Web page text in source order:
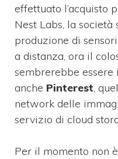
effettuato l’acquisto
Nest Labs, la
produzione di
a distanza, ora il
sembrerebbe
anche Pinterest,
network delle
servizio di cloud
Per il momento non